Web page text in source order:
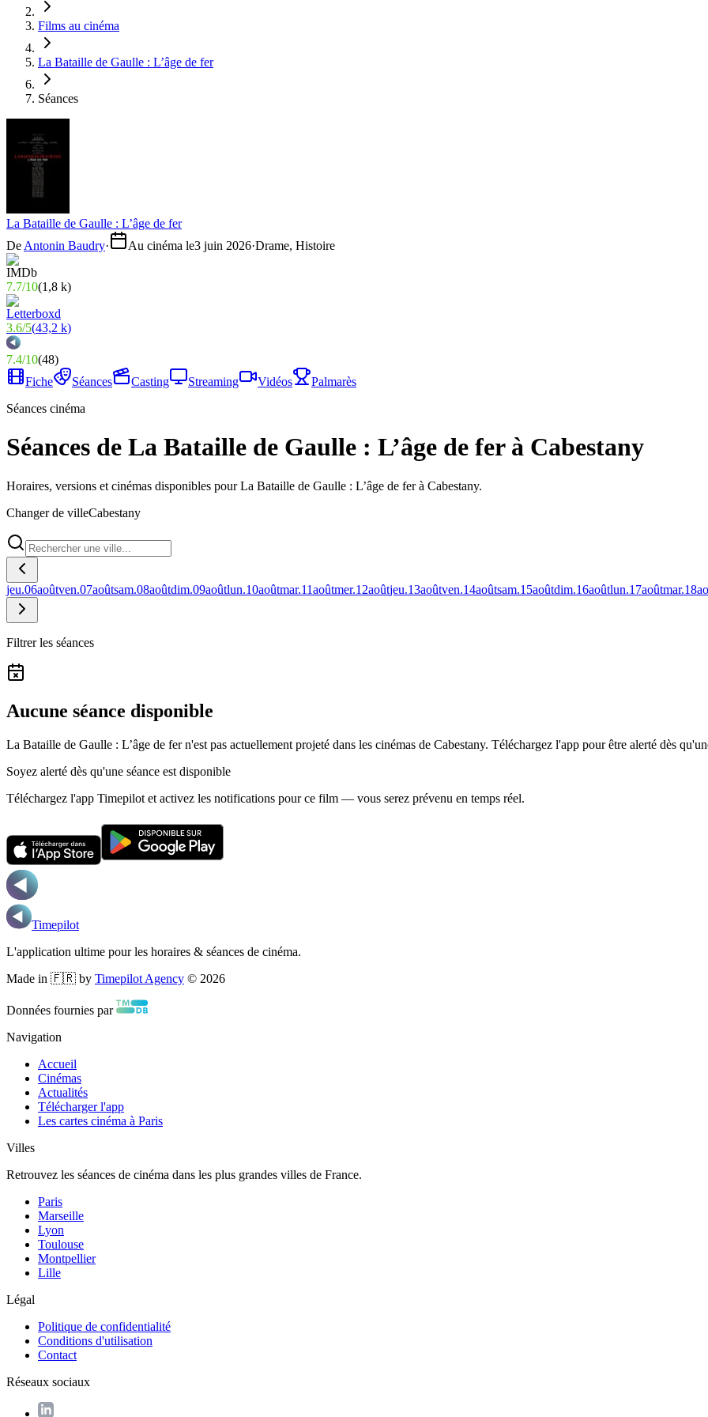
Films au cinéma
La Bataille de Gaulle : L’âge de fer
Séances
La Bataille de Gaulle : L’âge de fer
De Antonin Baudry· Au cinéma le3 juin 2026·Drame, Histoire
7.7/10(1,8 k)
3.6/5(43,2 k)
7.4/10(48)
Fiche
Séances Casting Streaming Vidéos
Palmarès
Séances cinéma
Séances de La Bataille de Gaulle : L’âge de fer à Cabestany
Horaires, versions et cinémas disponibles pour La Bataille de Gaulle : L’âge de fer à Cabestany.
Changer de villeCabestany
jeu.06aoûtven.07aoûtsam.08aoûtdim.09aoûtlun.10aoûtmar.11aoûtmer.12aoûtjeu.13aoûtven.14aoûtsam.15aoûtdim.16aoûtlun.17aoûtmar.18
Filtrer les séances
Aucune séance disponible
La Bataille de Gaulle : L’âge de fer n'est pas actuellement projeté dans les cinémas de Cabestany. Téléchargez l'app pour être alerté dès
Soyez alerté dès qu'une séance est disponible
Téléchargez l'app Timepilot et activez les notifications pour ce film — vous serez prévenu en temps réel.
Timepilot
L'application ultime pour les horaires & séances de cinéma.
Made in 🇫🇷 by Timepilot Agency © 2026
Données fournies par
Navigation
Accueil
Cinémas
Actualités
Télécharger l'app
Les cartes cinéma à Paris
Villes
Retrouvez les séances de cinéma dans les plus grandes villes de France.
Paris
Marseille
Lyon
Toulouse
Montpellier
Lille
Légal
Politique de confidentialité
Conditions d'utilisation
Contact
Réseaux sociaux